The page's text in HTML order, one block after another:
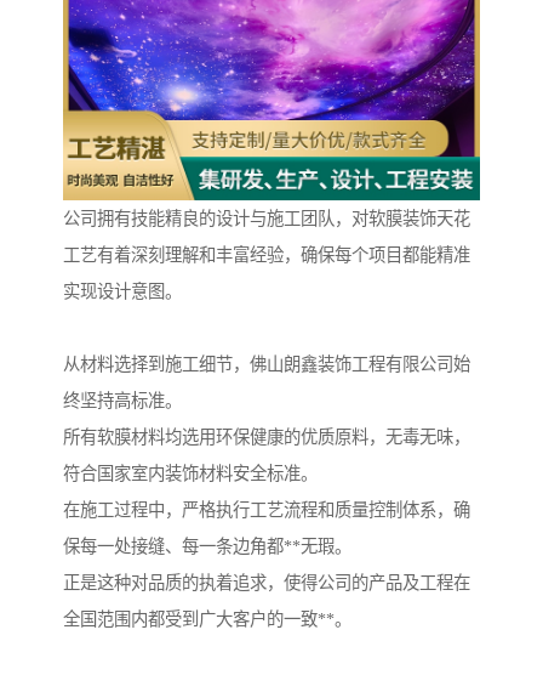
公司拥有技能精良的设计与施工团队，对软膜装饰天花
工艺有着深刻理解和丰富经验，确保每个项目都能精准
实现设计意图。
从材料选择到施工细节，佛山朗鑫装饰工程有限公司始
终坚持高标准。
所有软膜材料均选用环保健康的优质原料，无毒无味，
符合国家室内装饰材料安全标准。
在施工过程中，严格执行工艺流程和质量控制体系，确
保每一处接缝、每一条边角都**无瑕。
正是这种对品质的执着追求，使得公司的产品及工程在
全国范围内都受到广大客户的一致**。